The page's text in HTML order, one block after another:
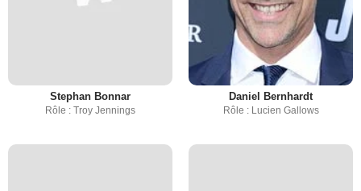
Stephan Bonnar
Rôle : Troy Jennings
Daniel Bernhardt
Rôle : Lucien Gallows